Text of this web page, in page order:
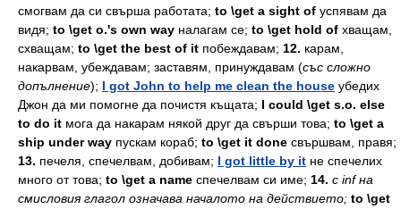
смогвам да си свърша работата; to \get a sight of успявам да
видя; to \get o.'s own way налагам се; to \get hold of хващам,
схващам; to \get the best of it побеждавам; 12. карам,
накарвам, убеждавам; заставям, принуждавам (със сложно
допълнение); I got John to help me clean the house убедих
Джон да ми помогне да почистя къщата; I could \get s.o. else
to do it мога да накарам някой друг да свърши това; to \get a
ship under way пускам кораб; to \get it done свършвам, правя;
13. печеля, спечелвам, добивам; I got little by it не спечелих
много оттова; to \get a name спечелвам си име; 14. c infна
смисловияглагол означава началото на действието; to \get